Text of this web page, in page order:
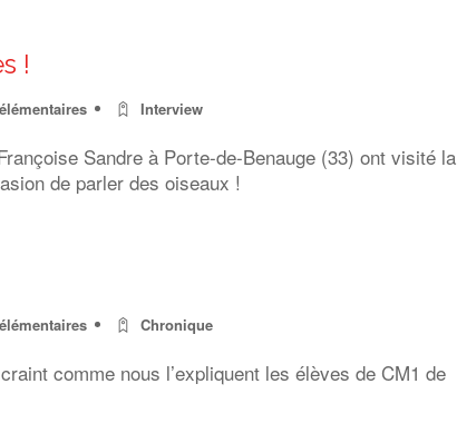
!
Interview
Sandre à Porte-de-Benauge (33) ont visité la
de parler des oiseaux !
Chronique
comme nous l’expliquent les élèves de CM1 de